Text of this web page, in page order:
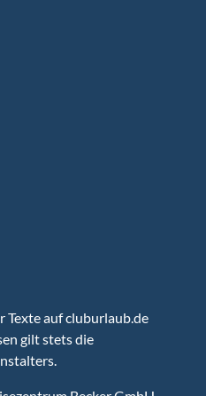
Texte auf cluburlaub.de
gilt stets die